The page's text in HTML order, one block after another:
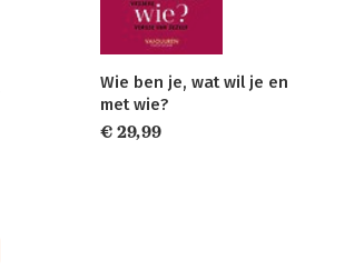
Wie ben je, wat wil je en
met wie?
€ 29,99